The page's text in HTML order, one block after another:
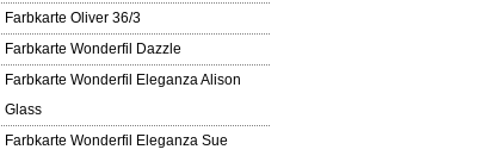
Farbkarte Oliver 36/3
Farbkarte Wonderfil Dazzle
Farbkarte Wonderfil Eleganza Alison
Glass
Farbkarte Wonderfil Eleganza Sue